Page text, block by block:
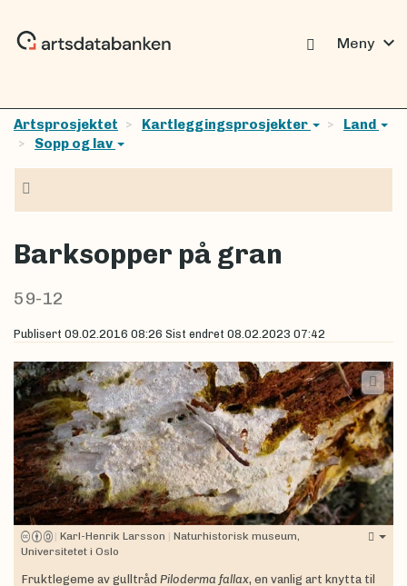
Meny expand_more
Artsprosjektet Kartleggingsprosjekter
Land
Sopp og lav
Barksopper på gran
59-12
Publisert 09.02.2016 08:26 Sist endret 08.02.2023 07:42
| Karl-Henrik Larsson | Naturhistorisk museum,
Universitetet i Oslo
Fruktlegeme av gulltråd Piloderma fallax, en vanlig art knytta til